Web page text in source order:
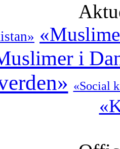
i
«Social